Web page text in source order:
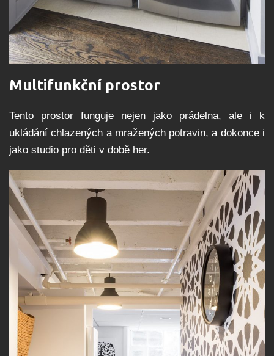
Multifunkční prostor
Tento prostor funguje nejen jako prádelna, ale i k
ukládání chlazených a mražených potravin, a dokonce i
jako studio pro děti v době her.